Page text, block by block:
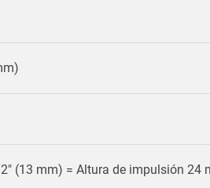
(13 mm) = Altura de impulsión 24